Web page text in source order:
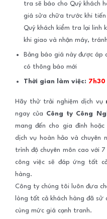
tra sẽ báo cho Quý khách
giá sửa chữa trước khi
Quý khách kiểm tra lại linh
khi giao và nhận máy,
Bảng báo giá này được áp
có thông báo mới
Thời gian làm việc: 7h30
Hãy thử trải nghiệm dịch vụ
ngay của Công ty Công
mang đến cho gia đình
dịch vụ hoàn hảo và chuyên
trình độ chuyên môn cao với
công việc sẽ đáp ứng tất
hàng.
Công ty chúng tôi luôn đưa
lòng tất cả khách hàng đã sử
cùng mức giá cạnh tranh.